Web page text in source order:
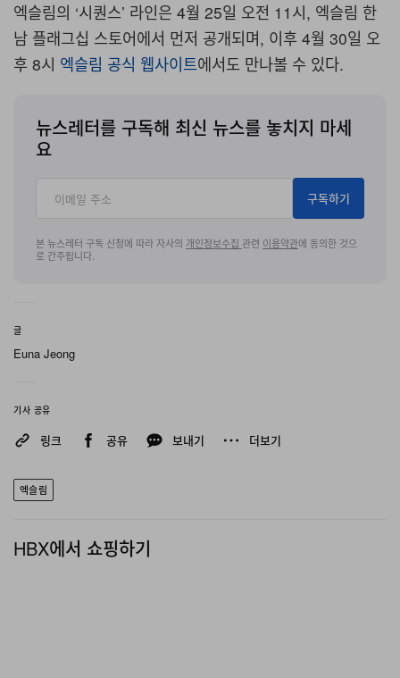
엑슬림의 ‘시퀀스’ 라인은 4월 25일 오전 11 시, 엑슬림 한
남 플래그십 스토어에서 먼저 공개되며, 이후 4월 30일 오
후 8시 엑슬림 공식 웹사이트에서도 만나볼 수 있다.
뉴스레터를 구독해 최신 뉴스를 놓치지 마세
요
구독하기
본 뉴스레터 구독 신청에 따라 자사의 개인정보수집 관련 이용약관에 동의한 것으
로 간주됩니다.
글
Euna Jeong
기사 공유
링크 공유 보내기 더보기
엑슬림
HBX에서 쇼핑하기